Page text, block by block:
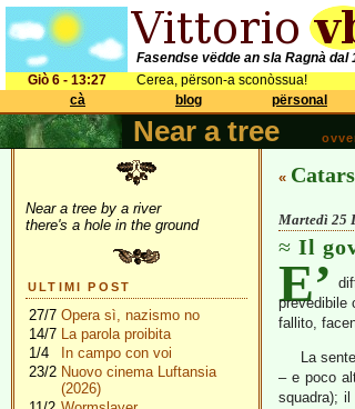
Fasendse vëdde an sla Ragnà dal
Giò 6 - 13:27
Cerea, përson-a sconòssua!
cà
blog përsonal
Near a tree
Near a tree by a river
there's a hole in the ground
ULTIMI POST
27/7 Opera sì, nazismo no
14/7 La parola proibita
1/4
In campo con voi
23/2 Nuovo cinema Luftansia
(2026)
«
Martedì 25
Il
E’
prevedibile
fallito,
La
– e poco
squadra); il